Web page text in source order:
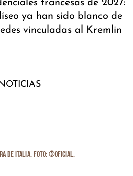
francesas de 2027:
ya han sido blanco de
vinculadas al Kremlin
NOTICIAS